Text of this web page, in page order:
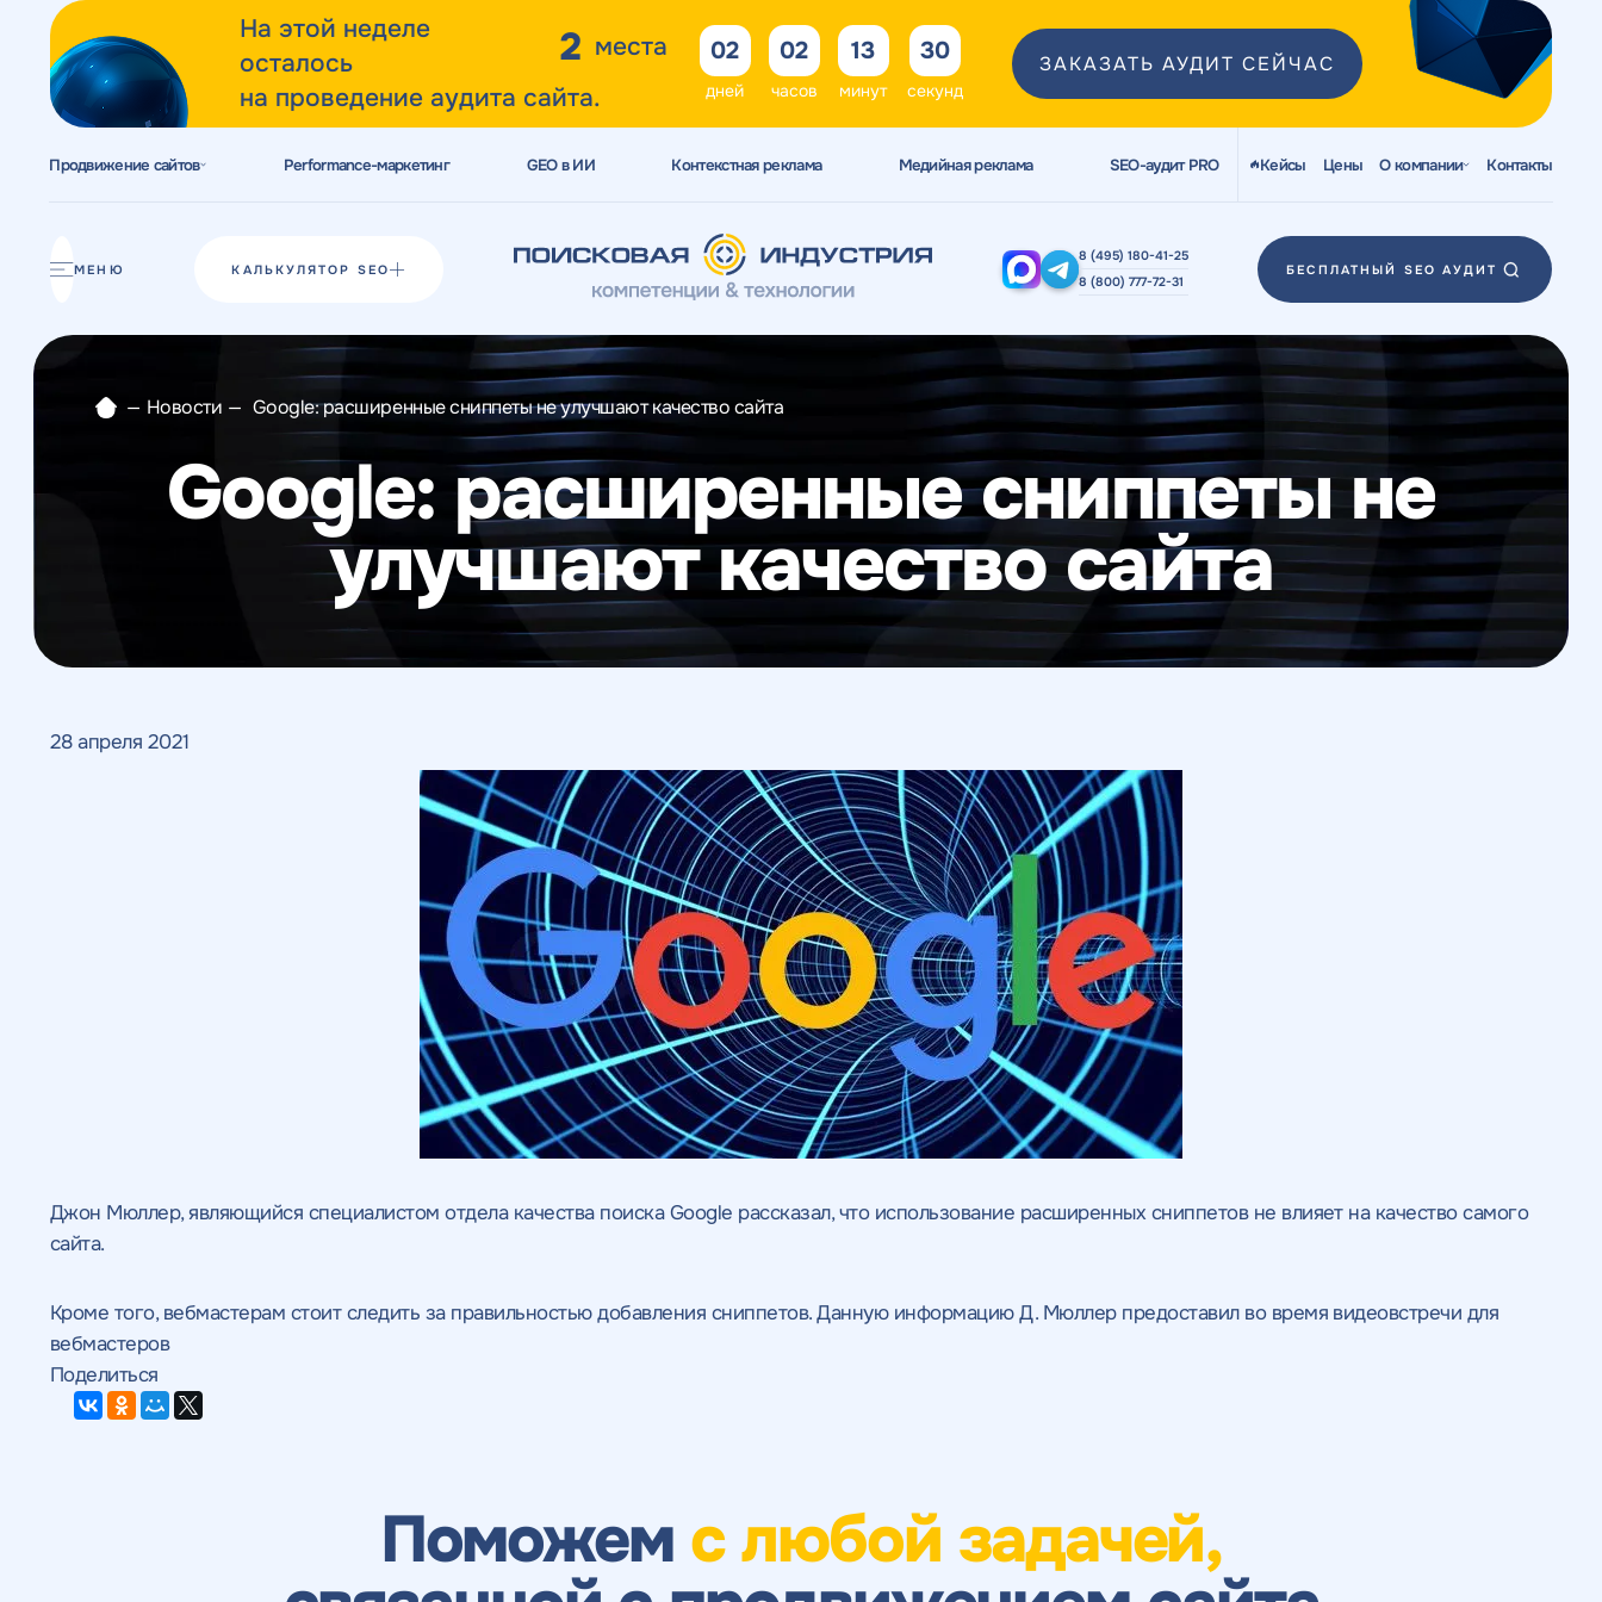
На этой неделе
осталось
2 места
на проведение аудита сайта.
02
дней
02
часов
13
минут
28
секунд
ЗАКАЗАТЬ АУДИТ СЕЙЧАС
Продвижение сайтов Performance-маркетинг GEO в ИИ Контекстная реклама Медийная реклама SEO-аудит PRO Кейсы Цены О компании Контакты
МЕНЮ КАЛЬКУЛЯТОР SEO
8 (495) 180-41-25
8 (800) 777-72-31
БЕСПЛАТНЫЙ SEO АУДИТ
Разработка прототипов
Разработка контента
Реклама у блогеров
— Новости — Google: расширенные сниппеты не улучшают качество сайта
Google: расширенные сниппеты не
улучшают качество сайта
28 апреля 2021
Джон Мюллер, являющийся специалистом отдела качества поиска Google рассказал, что использование расширенных сниппетов не влияет на качество самого
сайта.
Кроме того, вебмастерам стоит следить за правильностью добавления сниппетов. Данную информацию Д. Мюллер предоставил во время видеовстречи для
вебмастеров
Поделиться
Поможем с любой задачей,